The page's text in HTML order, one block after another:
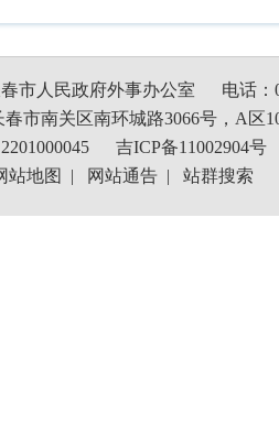
市人民政府外事办公室
电话：
市南关区南环城路3066号，A区
吉ICP备11002904号
站地图 | 网站通告 | 站群搜索